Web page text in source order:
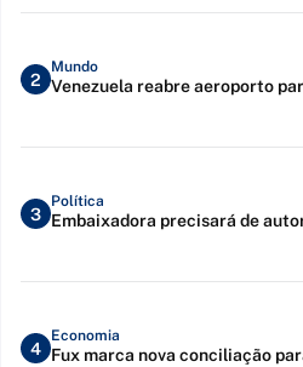
2
Mundo
Venezuela reabre aeroporto
3
Política
Embaixadora precisará de
4
Economia
Fux marca nova conciliação